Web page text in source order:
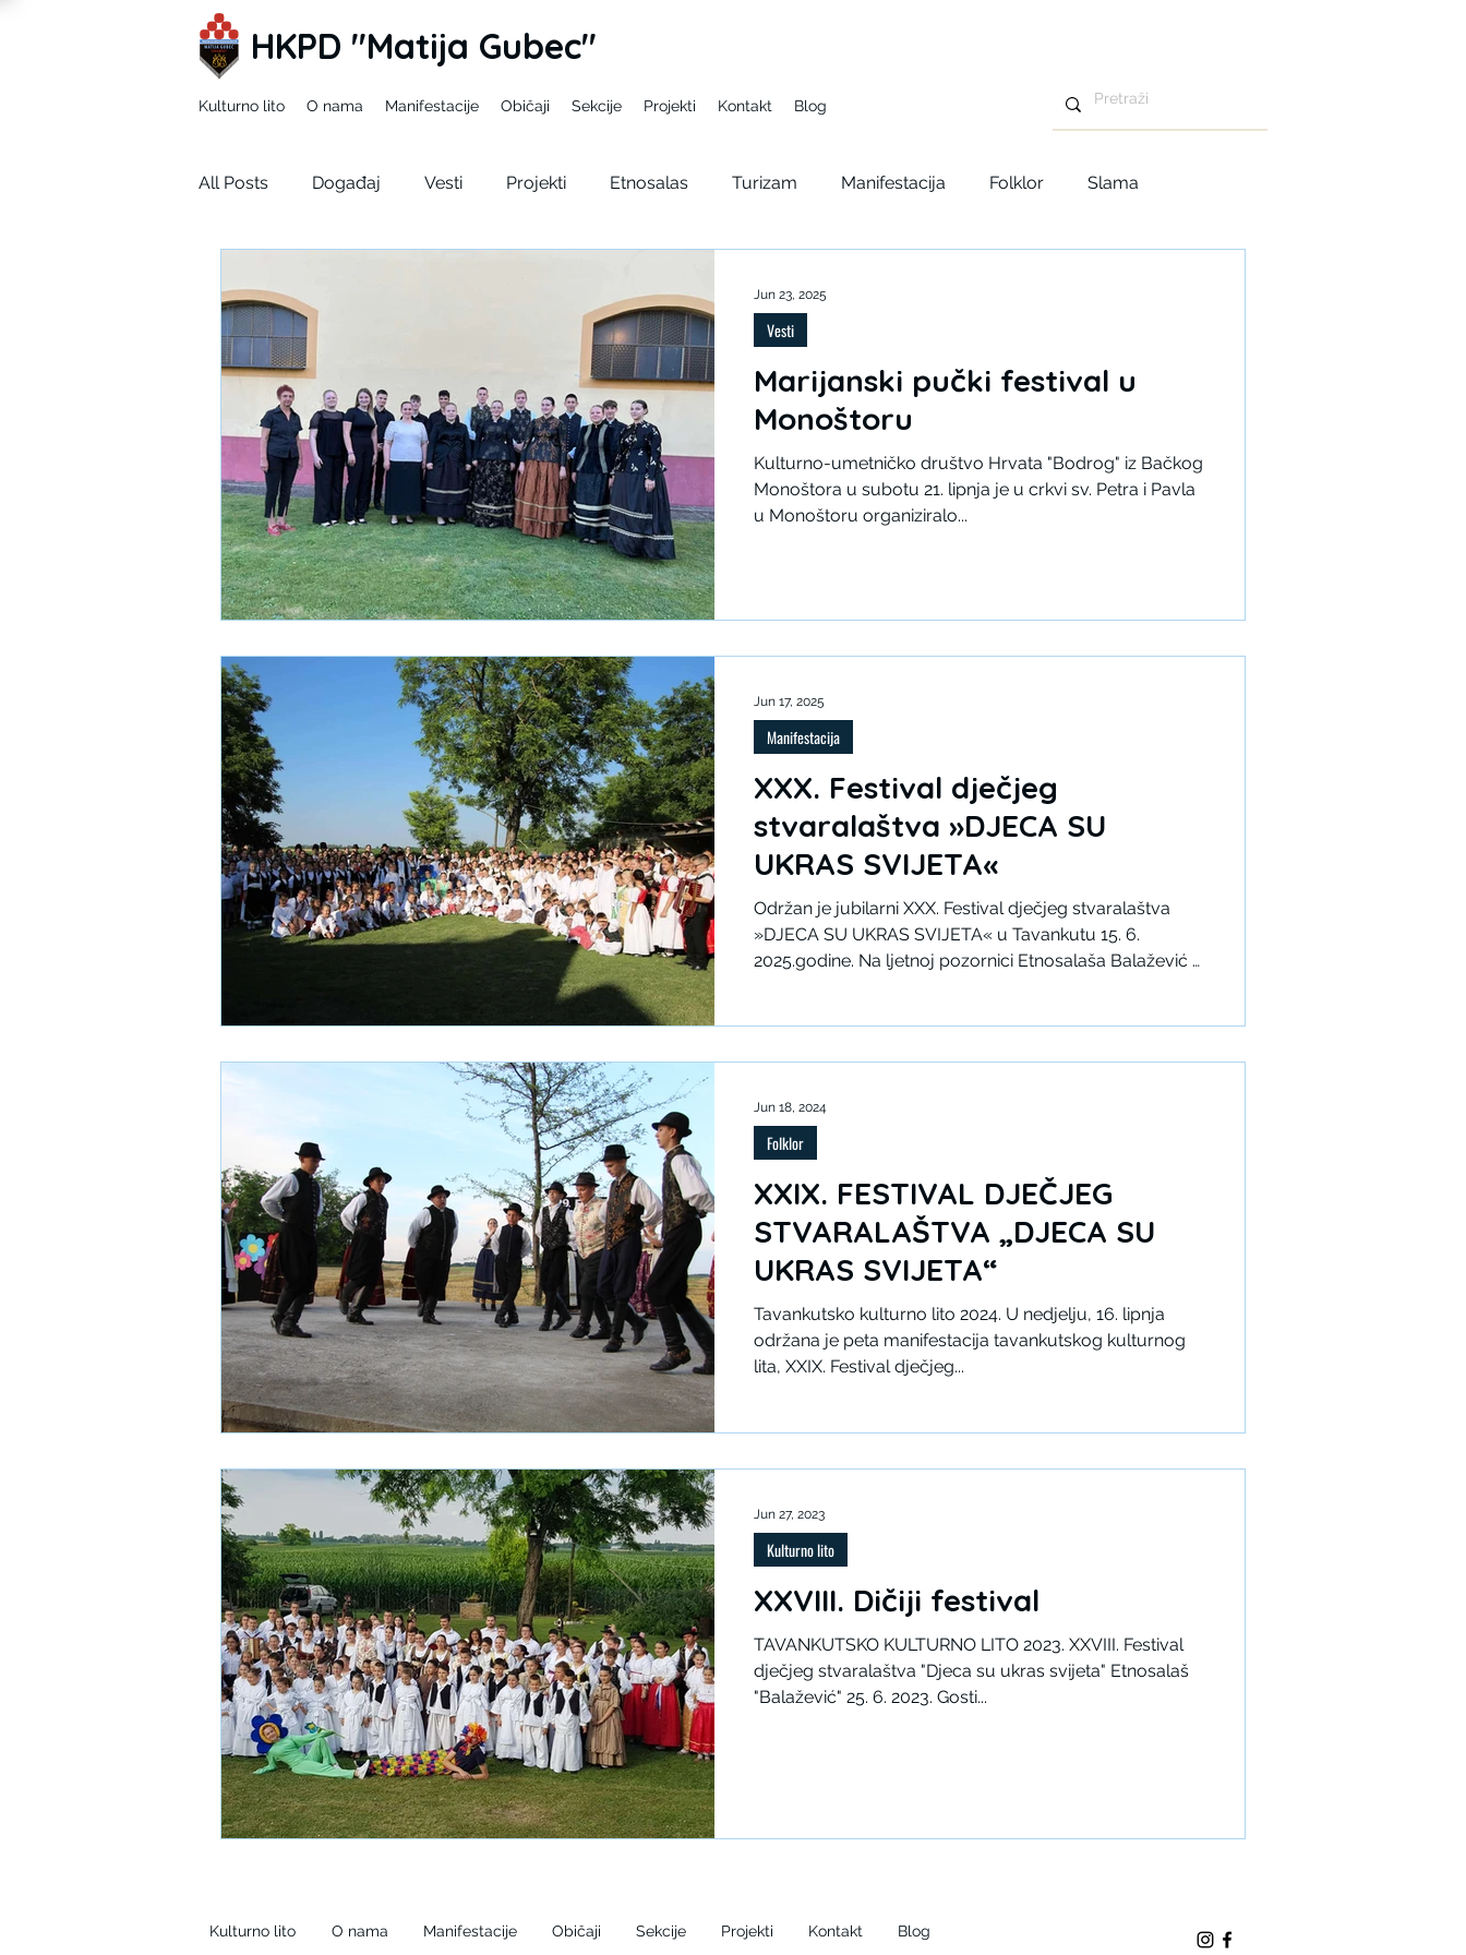
HKPD "Matija Gubec"
Kulturno lito O nama Manifestacije Običaji Sekcije Projekti Kontakt Blog
All Posts Događaj Vesti Projekti Etnosalas Turizam Manifestacija Folklor Slama
Korizma
Marijanski pučki festival u
Monoštoru
Kulturno-umetničko društvo Hrvata "Bodrog" iz Bačkog
Monoštora u subotu 21. lipnja je u crkvi sv. Petra i Pavla
u Monoštoru organiziralo...
Vesti
Jun 23, 2025
XXX. Festival dječjeg
stvaralaštva »DJECA SU
UKRAS SVIJETA«
Održan je jubilarni XXX. Festival dječjeg stvaralaštva
»DJECA SU UKRAS SVIJETA« u Tavankutu 15. 6.
2025.godine. Na ljetnoj pozornici Etnosalaša Balažević u
ovoj folklornoj manifestaciji sudjelovalo je oko 400
društava te domaćina. Domaćini su bili članovi male i
srednje folklo
Manifestacija
Jun 17, 2025
XXIX. FESTIVAL DJEČJEG
STVARALAŠTVA „DJECA SU
UKRAS SVIJETA“
Tavankutsko kulturno lito 2024. U nedjelju, 16. lipnja
održana je peta manifestacija tavankutskog kulturnog
lita, XXIX. Festival dječjeg...
Folklor
Jun 18, 2024
XXVIII. Dičiji festival
TAVANKUTSKO KULTURNO LITO 2023. XXVIII. Festival
dječjeg stvaralaštva "Djeca su ukras svijeta" Etnosalaš
"Balažević" 25. 6. 2023. Gosti...
Kulturno lito
Jun 27, 2023
Kulturno lito O nama Manifestacije Običaji Sekcije Projekti Kontakt Blog